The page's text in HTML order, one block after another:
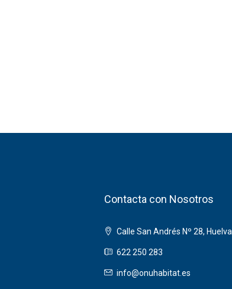
Contacta con Nosotros
Calle San Andrés Nº 28, Huelva
622 250 283
info@onuhabitat.es